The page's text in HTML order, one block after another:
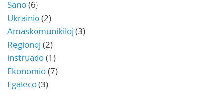
Sano(6)
Ukrainio(2)
Amaskomunikiloj (3)
Regionoj (2)
instruado(1)
Ekonomio(7)
Egaleco(3)